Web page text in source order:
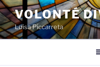
Spring
naar
de
inhoud
VOLONTÉ
Luisa Piccarreta